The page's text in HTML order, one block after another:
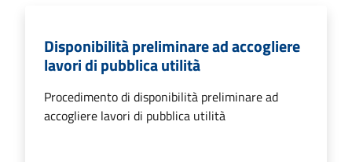
Disponibilità preliminare ad accogliere
lavori di pubblica utilità
Procedimento di disponibilità preliminare ad
accogliere lavori di pubblica utilità